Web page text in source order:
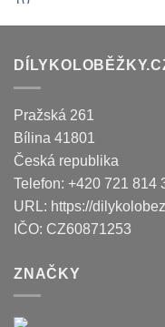
Pražská 261
Bílina 41801
Česká republika
Telefon: +420 721 814
URL: https://
IČO: CZ60871253
ZNAČKY